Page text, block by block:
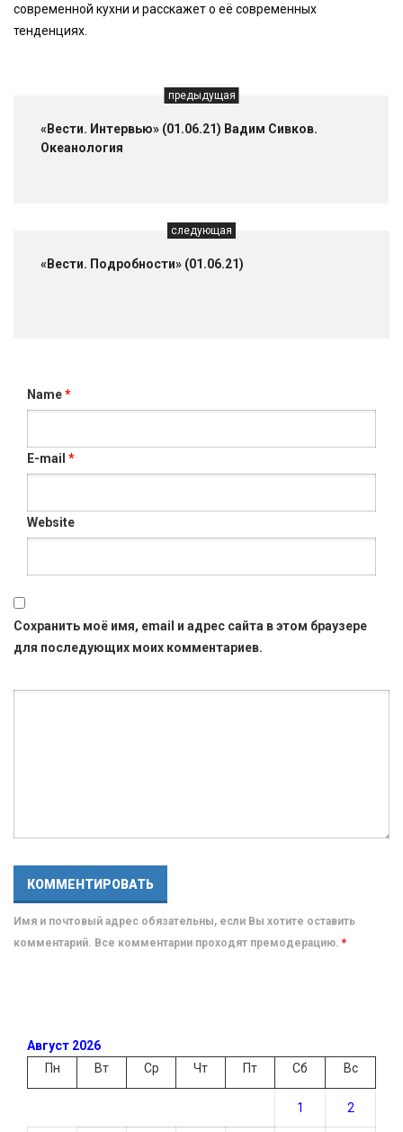
современной кухни и расскажет о её современных
тенденциях.
предыдущая
«Вести. Интервью» (01.06.21) Вадим Сивков.
Океанология
следующая
«Вести. Подробности» (01.06.21)
Name*
E-mail *
Website
Сохранить моё имя, email и адрес сайта в этом браузере
для последующих моих комментариев.
Имя и почтовый адрес обязательны, если Вы хотите оставить
комментарий. Все комментарии проходят премодерацию. *
Август 2026
Пн
Вт Ср Чт Пт Сб Вс
1 2